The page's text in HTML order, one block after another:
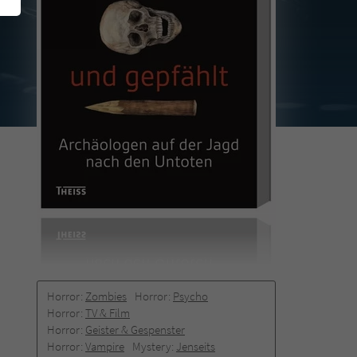
Horror: Zombies Horror: Psycho
Horror: TV & Film
Horror: Geister & Gespenster
Horror: Vampire Mystery: Jenseits